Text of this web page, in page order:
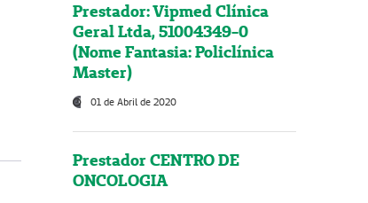
Prestador: Vipmed Clínica
Geral Ltda, 51004349-0
(Nome Fantasia: Policlínica
Master)
01 de Abril de 2020
Prestador CENTRO DE
ONCOLOGIA